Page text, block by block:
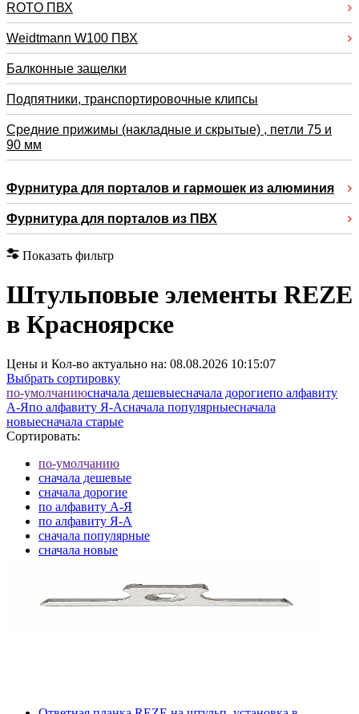
RОTO ПВХ
Weidtmann W100 ПВХ
Балконные защелки
Подпятники, транспортировочные клипсы
Средние прижимы (накладные и скрытые) , петли 75 и
90 мм
Фурнитура для порталов и гармошек из алюминия
Фурнитура для порталов из ПВХ
Показать фильтр
Штульповые элементы REZE
в Красноярске
Цены и Кол-во актуально на: 08.08.2026 10:15:07
Выбрать сортировку
по-умолчаниюcначала дешевыеcначала дорогиепо алфавиту
А-Япо алфавиту Я-Аcначала популярныеcначала
новыеcначала старые
Сортировать:
по-умолчанию
cначала дешевые
cначала дорогие
по алфавиту А-Я
по алфавиту Я-А
cначала популярные
cначала новые
Элементов на страницу